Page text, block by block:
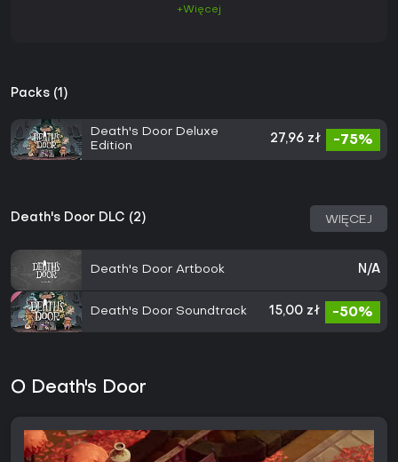
+Więcej
Packs (1)
Death's Door Deluxe
Edition
27,96 zł -75%
Death's Door DLC (2) WIĘCEJ
Death's Door Artbook N/A
Death's Door Soundtrack 15,00 zł -50%
O Death's Door